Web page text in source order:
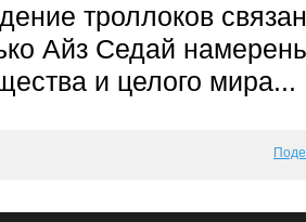
троллоков
Айз Седай
и целого мира...